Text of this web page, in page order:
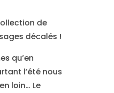
de
décalés !
qu’en
l’été nous
loin… Le